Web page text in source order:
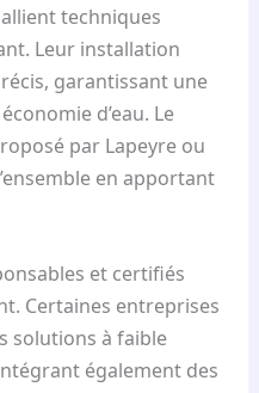
techniques
Leur installation
garantissant une
d’eau. Le
par Lapeyre ou
en apportant
et certifiés
Certaines entreprises
solutions à faible
également des